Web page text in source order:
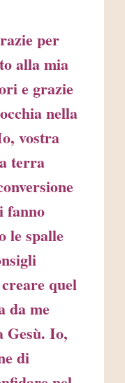
per
alla mia
e grazie
nella
vostra
terra
fanno
le spalle
quel
da me
Io,
di